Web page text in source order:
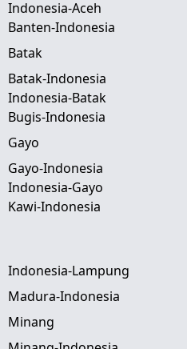
Indonesia-Aceh
Banten-Indonesia
Batak
Batak-Indonesia
Indonesia-Batak
Bugis-Indonesia
Gayo
Gayo-Indonesia
Indonesia-Gayo
Kawi-Indonesia
Indonesia-Lampung
Madura-Indonesia
Minang